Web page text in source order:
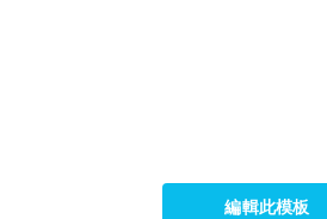
編輯此模板